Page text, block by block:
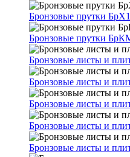
Бронзовые прутки
Бронзовые прутки
Бронзовые листы и
Бронзовые листы и
Бронзовые листы и
Бронзовые листы и
Бронзовые листы и